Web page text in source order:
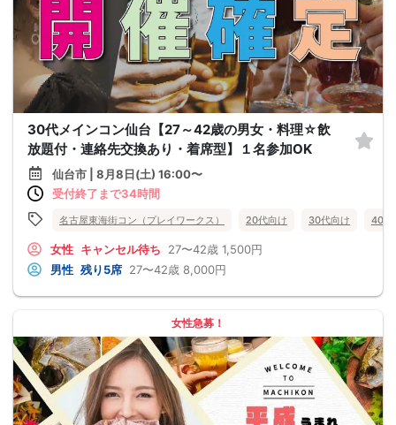
30代メインコン仙台【27～42歳の男女・料理☆飲
放題付・連絡先交換あり・着席型】１名参加OK
仙台市 | 8月8日(土) 16:00〜
受付終了まで34時間
名古屋東海街コン（プレイワークス） 20代向け 30代向け 40代
女性 キャンセル待ち 27〜42歳 1,500円
男性 残り5席 27〜42歳 8,000円
女性急募！